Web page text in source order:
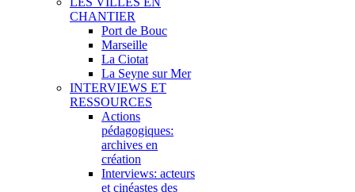
CHANTIER
Port de Bouc
Marseille
La Ciotat
La Seyne sur Mer
INTERVIEWS ET
RESSOURCES
Actions
pédagogiques:
archives en
création
Interviews: acteurs
et cinéastes des